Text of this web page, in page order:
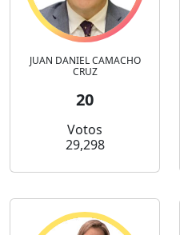
JUAN DANIEL CAMACHO
CRUZ
20
Votos
29,298